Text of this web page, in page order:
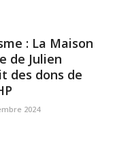
: La Maison
de Julien
des dons de
2024